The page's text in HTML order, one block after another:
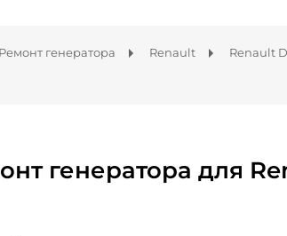
Ремонт генератора Renault Renault
генератора для